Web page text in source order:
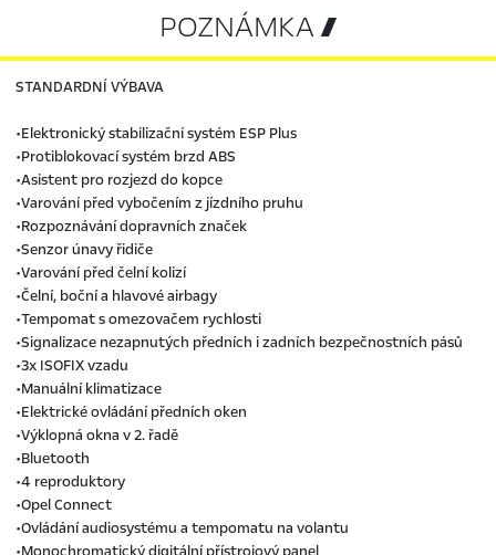
POZNÁMKA 
STANDARDNÍ VÝBAVA
•Elektronický stabilizační systém ESP Plus
•Protiblokovací systém brzd ABS
•Asistent pro rozjezd do kopce
•Varování před vybočením z jízdního pruhu
•Rozpoznávání dopravních značek
•Senzor únavy řidiče
•Varování před čelní kolizí
•Čelní, boční a hlavové airbagy
•Tempomat s omezovačem rychlosti
•Signalizace nezapnutých předních i zadních bezpečnostních pásů
•3x ISOFIX vzadu
•Manuální klimatizace
•Elektrické ovládání předních oken
•Výklopná okna v 2. řadě
•Bluetooth
•4 reproduktory
•Opel Connect
•Ovládání audiosystému a tempomatu na volantu